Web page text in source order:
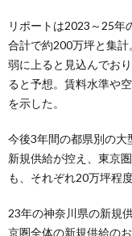
リポートは2023～25年
合計で約200万坪と集
弱に上ると見込んでお
ると予想。賃料水準や
を示した。
今後3年間の都県別の
新規供給が控え、東京
も、それぞれ20万坪程
23年の神奈川県の新規
京圏全体の新規供給の